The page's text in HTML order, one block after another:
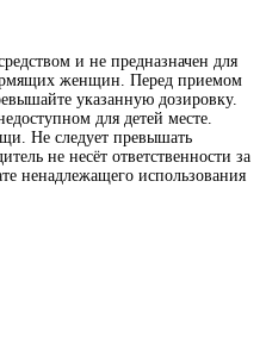
и не предназначен для
женщин. Перед приемом
указанную дозировку.
для детей месте.
Не следует превышать
не несёт ответственности за
ненадлежащего использования